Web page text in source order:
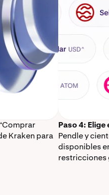
Kraken para
Paso 4:
Pendle y
disponibles
restricciones